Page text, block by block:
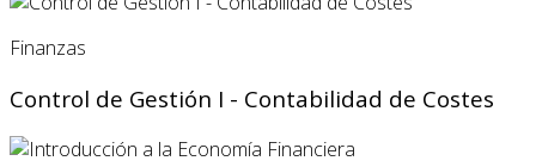
Finanzas
Control de Gestión I - Contabilidad de Costes